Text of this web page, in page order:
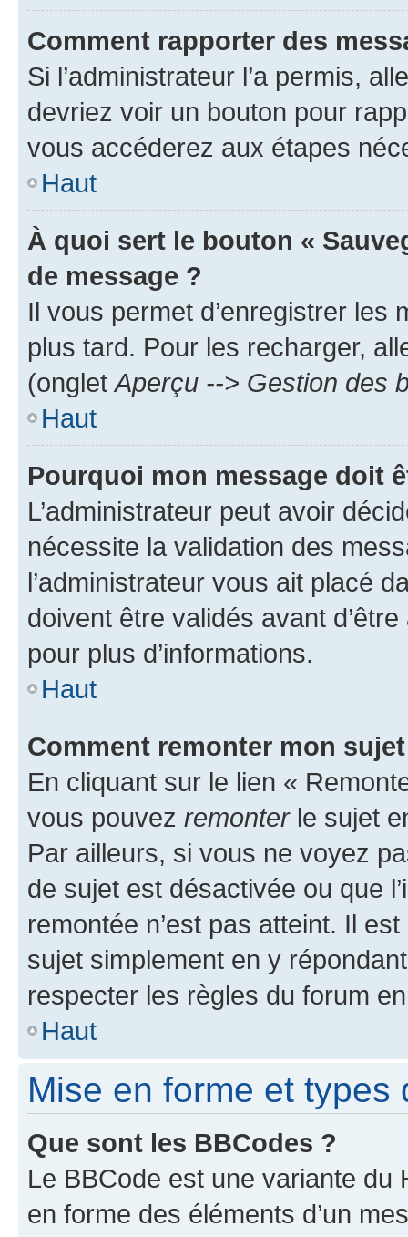
Comment rapporter des
Si l’administrateur l’a permis,
devriez voir un bouton pour
vous accéderez aux étapes
Haut
À quoi sert le bouton «
de message ?
Il vous permet d’enregistrer
plus tard. Pour les recharger,
(onglet Aperçu --> Gestion des
Haut
Pourquoi mon message doit
L’administrateur peut avoir
nécessite la validation des
l’administrateur vous ait placé
doivent être validés avant
pour plus d’informations.
Haut
Comment remonter mon
En cliquant sur le lien «
vous pouvez remonterle sujet
Par ailleurs, si vous ne voyez
de sujet est désactivée ou que
remontée n’est pas atteint. Il
sujet simplement en y
respecter les règles du forum
Haut
Mise en forme et types
Que sont les BBCodes ?
Le BBCode est une variante du
en forme des éléments d’un